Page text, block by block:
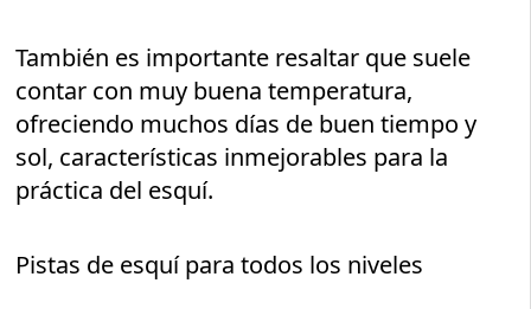
También es importante resaltar que suele
contar con muy buena temperatura,
ofreciendo muchos días de buen tiempo y
sol, características inmejorables para la
práctica del esquí.
Pistas de esquí para todos los niveles